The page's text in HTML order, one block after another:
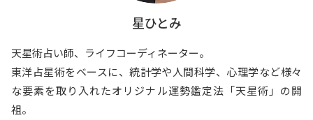
星ひとみ
天星術占い師、ライフコーディネーター。
東洋占星術をベースに、統計学や人間科学、心理学など様々
な要素を取り入れたオリジナル運勢鑑定法「天星術」の開
祖。